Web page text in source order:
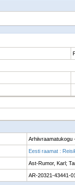
Arhiivraamatukogu
Eesti raamat :
Ast-Rumor, Karl;
AR-20321-43441-